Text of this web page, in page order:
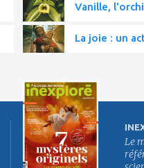
Vanille,
La joie : un
Le